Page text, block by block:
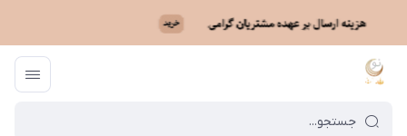
ماه نو / خرید میز، آباژور و اکسسوری